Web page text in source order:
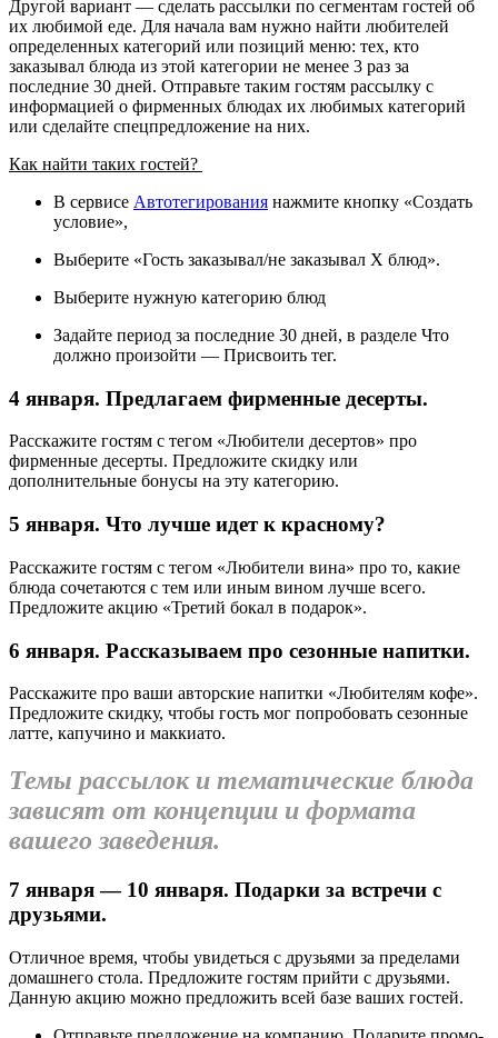
Другой вариант — сделать рассылки по сегментам гостей об
их любимой еде. Для начала вам нужно найти любителей
определенных категорий или позиций меню: тех, кто
заказывал блюда из этой категории не менее 3 раз за
последние 30 дней. Отправьте таким гостям рассылку с
информацией о фирменных блюдах их любимых категорий
или сделайте спецпредложение на них.
Как найти таких гостей?
В сервисе Автотегирования нажмите кнопку «Создать
условие»,
Выберите «Гость заказывал/не заказывал Х блюд».
Выберите нужную категорию блюд
Задайте период за последние 30 дней, в разделе Что
должно произойти — Присвоить тег.
4 января. Предлагаем фирменные десерты.
Расскажите гостям с тегом «Любители десертов» про
фирменные десерты. Предложите скидку или
дополнительные бонусы на эту категорию.
5 января. Что лучше идет к красному?
Расскажите гостям с тегом «Любители вина» про то, какие
блюда сочетаются с тем или иным вином лучше всего.
Предложите акцию «Третий бокал в подарок».
6 января. Рассказываем про сезонные напитки.
Расскажите про ваши авторские напитки «Любителям кофе».
Предложите скидку, чтобы гость мог попробовать сезонные
латте, капучино и маккиато.
Темы рассылок и тематические блюда
зависят от концепции и формата
вашего заведения.
7 января — 10 января. Подарки за встречи с
друзьями.
Отличное время, чтобы увидеться с друзьями за пределами
домашнего стола. Предложите гостям прийти с друзьями.
Данную акцию можно предложить всей базе ваших гостей.